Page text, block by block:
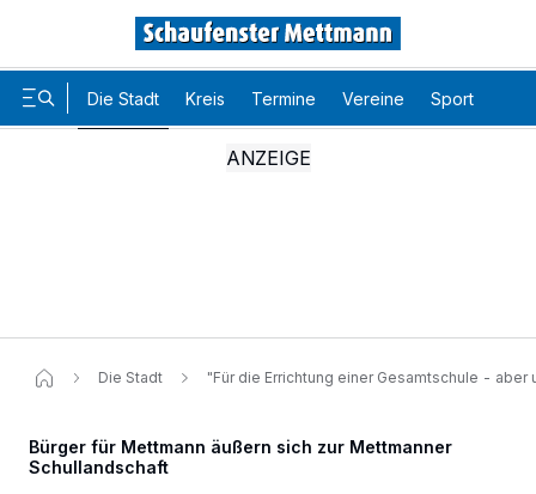
Die Stadt Kreis Termine Vereine Sport
Die Stadt "Für die Errichtung einer Gesamtschule -
Bürger für Mettmann äußern sich zur Mettmanner
Schullandschaft